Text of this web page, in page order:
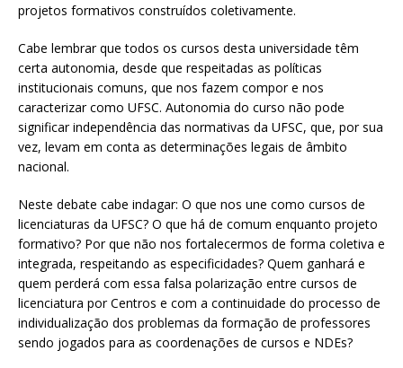
projetos formativos construídos coletivamente.
Cabe lembrar que todos os cursos desta universidade têm
certa autonomia, desde que respeitadas as políticas
institucionais comuns, que nos fazem compor e nos
caracterizar como UFSC. Autonomia do curso não pode
significar independência das normativas da UFSC, que, por sua
vez, levam em conta as determinações legais de âmbito
nacional.
Neste debate cabe indagar: O que nos une como cursos de
licenciaturas da UFSC? O que há de comum enquanto projeto
formativo? Por que não nos fortalecermos de forma coletiva e
integrada, respeitando as especificidades? Quem ganhará e
quem perderá com essa falsa polarização entre cursos de
licenciatura por Centros e com a continuidade do processo de
individualização dos problemas da formação de professores
sendo jogados para as coordenações de cursos e NDEs?